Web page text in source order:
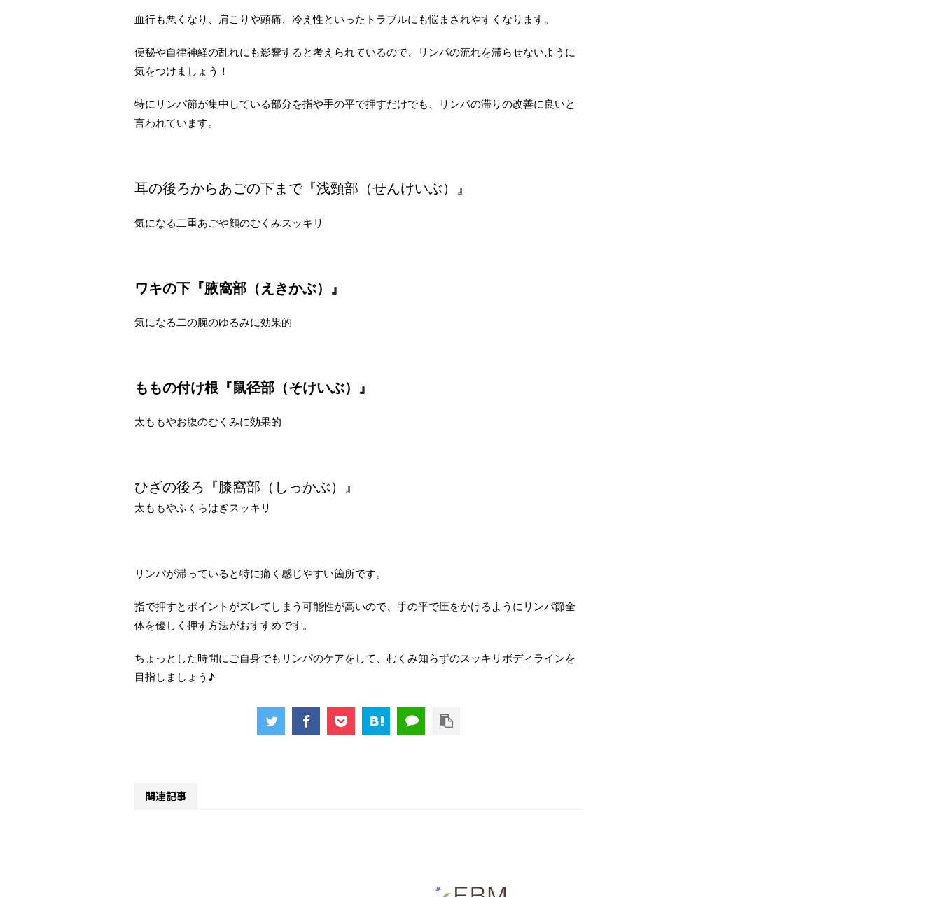
血行も悪くなり、肩こりや頭痛、冷え性といったトラブルにも悩まされやすくなります。
便秘や自律神経の乱れにも影響すると考えられているので、リンパの流れを滞らせないように
気をつけましょう！
特にリンパ節が集中している部分を指や手の平で押すだけでも、リンパの滞りの改善に良いと
言われています。
耳の後ろからあごの下まで『浅頸部（せんけいぶ）』
気になる二重あごや顔のむくみスッキリ
ワキの下『腋窩部（えきかぶ）』
気になる二の腕のゆるみに効果的
ももの付け根『鼠径部（そけいぶ）』
太ももやお腹のむくみに効果的
ひざの後ろ『膝窩部（しっかぶ）』
太ももやふくらはぎスッキリ
リンパが滞っていると特に痛く感じやすい箇所です。
指で押すとポイントがズレてしまう可能性が高いので、手の平で圧をかけるようにリンパ節全
体を優しく押す方法がおすすめです。
ちょっとした時間にご自身でもリンパのケアをして、むくみ知らずのスッキリボディラインを
目指しましょう♪
関連記事